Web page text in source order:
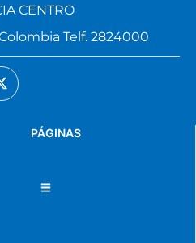
PÁGINAS
CENTRO
Telf. 2824000